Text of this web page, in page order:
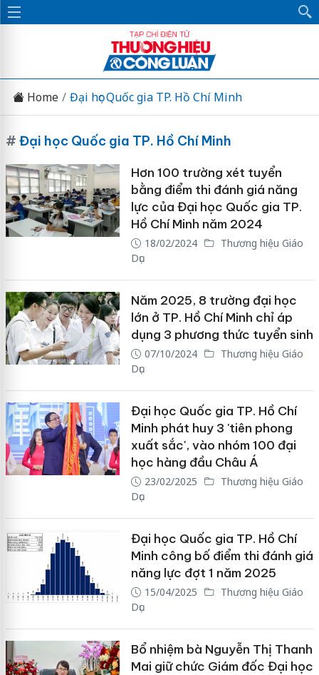
Home Đại học Quốc gia TP. Hồ Chí Minh
# Đại học Quốc gia TP. Hồ Chí Minh
Hơn 100 trường xét tuyển
bằng điểm thi đánh giá năng
lực của Đại học Quốc gia TP.
Hồ Chí Minh năm 2024
18/02/2024
Thương hiệu Giáo
Dục
Năm 2025, 8 trường đại học
lớn ở TP. Hồ Chí Minh chỉ áp
dụng 3 phương thức tuyển sinh
07/10/2024
Thương hiệu Giáo
Dục
Đại học Quốc gia TP. Hồ Chí
Minh phát huy 3 'tiên phong
xuất sắc', vào nhóm 100 đại
học hàng đầu Châu Á
23/02/2025
Thương hiệu Giáo
Dục
Đại học Quốc gia TP. Hồ Chí
Minh công bố điểm thi đánh giá
năng lực đợt 1 năm 2025
15/04/2025
Thương hiệu Giáo
Dục
Bổ nhiệm bà Nguyễn Thị Thanh
Mai giữ chức Giám đốc Đại học